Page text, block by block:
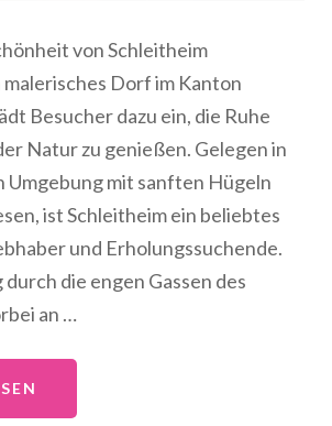
von Schleitheim
Dorf im Kanton
Besucher dazu ein, die Ruhe
Natur zu genießen. Gelegen in
Umgebung mit sanften Hügeln
ist Schleitheim ein beliebtes
und Erholungssuchende.
durch die engen Gassen des
an …